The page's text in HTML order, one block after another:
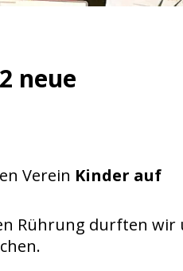
neue
Verein Kinder auf
Rührung durften wir